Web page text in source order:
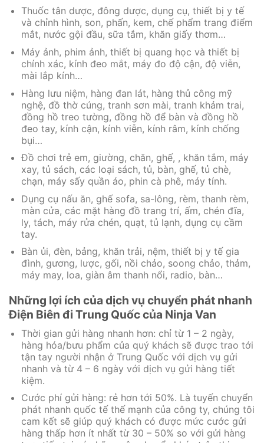
Thuốc tân dược, đông dược, dụng cụ, thiết bị y tế
và chỉnh hình, son, phấn, kem, chế phẩm trang điểm
mắt, nước gội đầu, sữa tắm, khăn giấy thơm…
Máy ảnh, phim ảnh, thiết bị quang học và thiết bị
chính xác, kính đeo mắt, máy đo độ cận, độ viễn,
mài lắp kính…
Hàng lưu niệm, hàng đan lát, hàng thủ công mỹ
nghệ, đồ thờ cúng, tranh sơn mài, tranh khảm trai,
đồng hồ treo tường, đồng hồ để bàn và đồng hồ
đeo tay, kính cận, kính viễn, kính râm, kính chống
bụi…
Đồ chơi trẻ em, giường, chăn, ghế, , khăn tắm, máy
xay, tủ sách, các loại sách, tủ, bàn, ghế, tủ chè,
chạn, máy sấy quần áo, phin cà phê, máy tính.
Dụng cụ nấu ăn, ghế sofa, sa-lông, rèm, thanh rèm,
màn cửa, các mặt hàng đồ trang trí, ấm, chén đĩa,
ly, tách, máy rửa chén, quạt, tủ lạnh, dụng cụ cầm
tay.
Bàn ủi, đèn, bảng, khăn trải, nệm, thiết bị y tế gia
đình, gương, lược, gối, nồi chảo, soong chảo, thảm,
máy may, loa, giàn âm thanh nổi, radio, bàn…
Những lợi ích của dịch vụ chuyển phát nhanh
Điện Biên đi Trung Quốc của Ninja Van
Thời gian gửi hàng nhanh hơn: chỉ từ 1 – 2 ngày,
hàng hóa/bưu phẩm của quý khách sẽ được trao tới
tận tay người nhận ở Trung Quốc với dịch vụ gửi
nhanh và từ 4 – 6 ngày với dịch vụ gửi hàng tiết
kiệm.
Cước phí gửi hàng: rẻ hơn tới 50%. Là tuyến chuyển
phát nhanh quốc tế thế mạnh của công ty, chúng tôi
cam kết sẽ giúp quý khách có được mức cước gửi
hàng thấp hơn ít nhất từ 30 – 50% so với gửi hàng